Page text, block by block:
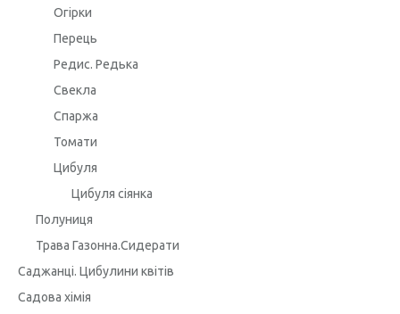
Огірки
Перець
Редис. Редька
Свекла
Спаржа
Томати
Цибуля
Цибуля сіянка
Полуниця
Трава Газонна.Сидерати
Саджанці. Цибулини квітів
Садова хімія